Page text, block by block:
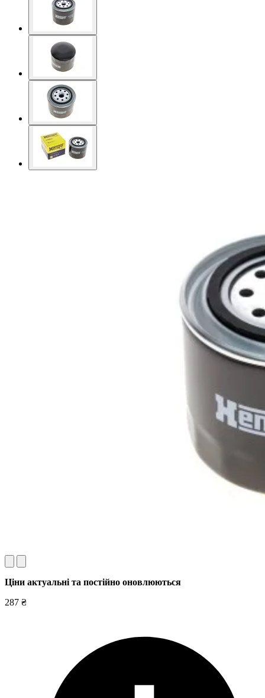
Ціни актуальні та постійно оновлюються
287 ₴